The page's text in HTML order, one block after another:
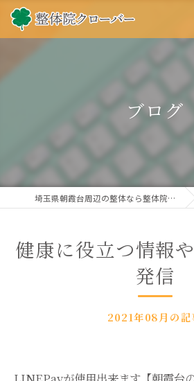
ブログ
埼玉県朝霞台周辺の整体なら整体院クローバー
健康に役立つ情報
発信
2021年08月の記